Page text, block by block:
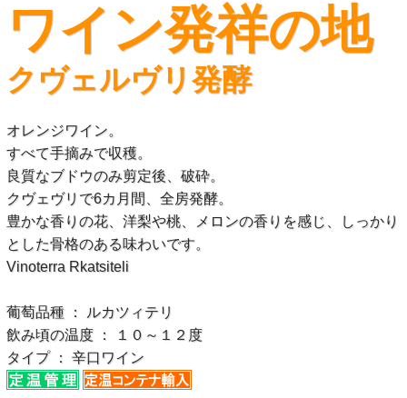
ワイン発祥の地
クヴェルヴリ発酵
オレンジワイン。
すべて手摘みで収穫。
良質なブドウのみ剪定後、破砕。
クヴェヴリで6カ月間、全房発酵。
豊かな香りの花、洋梨や桃、メロンの香りを感じ、しっかり
とした骨格のある味わいです。
Vinoterra Rkatsiteli
葡萄品種 ： ルカツィテリ
飲み頃の温度 ： １０～１２度
タイプ ： 辛口ワイン